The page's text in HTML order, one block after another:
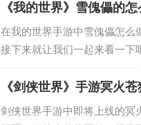
《我的世界》雪傀儡的
在我的世界手游中雪傀儡怎么
接下来就让我们一起来看一下
块，雪块需要使用雪球合成
《剑侠世界》手游冥火
剑侠世界手游中即将上线的冥